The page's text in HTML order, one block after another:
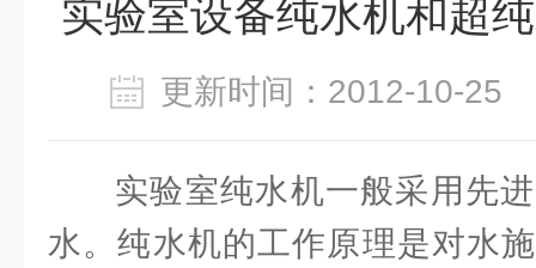
实验室设备纯水机和超
更新时间：2012-10-
实验室纯水机一般采用先
水。纯水机的工作原理是对水